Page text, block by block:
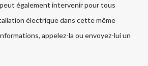
également intervenir pour tous
électrique dans cette même
appelez-la ou envoyez-lui un